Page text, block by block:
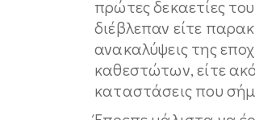
πρώτες δεκαετίες
διέβλεπαν είτε
ανακαλύψεις της
καθεστώτων, είτε
καταστάσεις που